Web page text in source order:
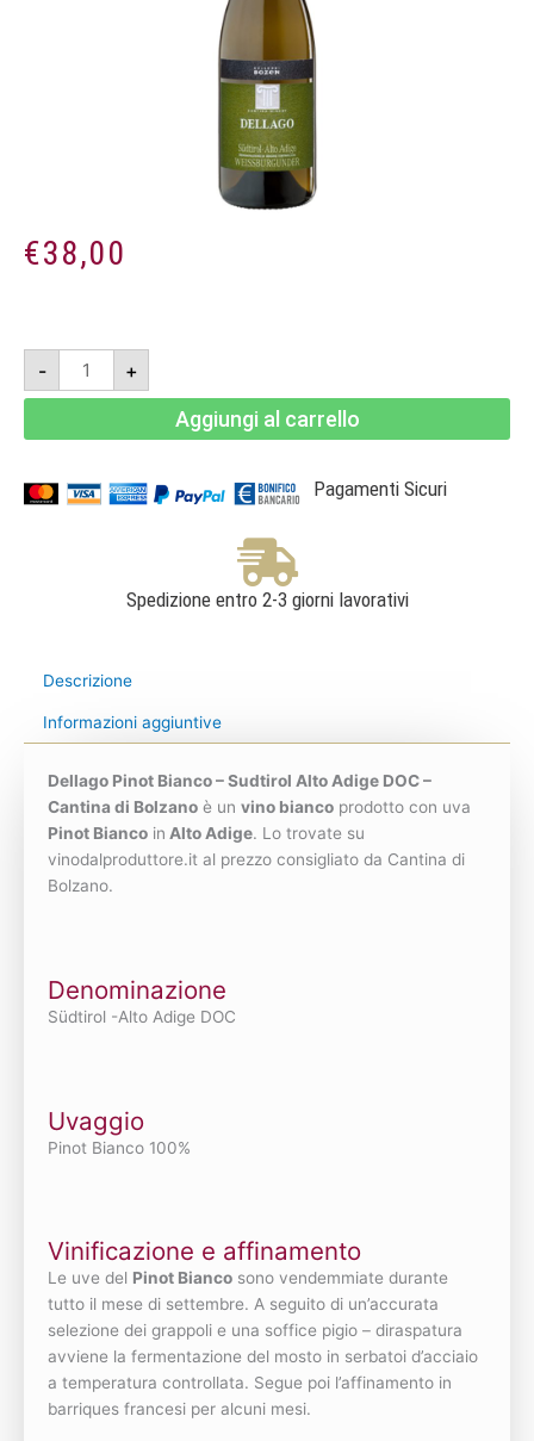
€38,00
-
Dellago
Pinot
Bianco
Magnum
Alto
Adige
DOC
+
Aggiungi al carrello
Pagamenti Sicuri
Spedizione entro 2-3 giorni lavorativi
Descrizione
Informazioni aggiuntive
Dellago Pinot Bianco – Sudtirol Alto Adige DOC –
Cantina di Bolzano è un vino bianco prodotto con uva
Pinot Bianco in Alto Adige. Lo trovate su
vinodalproduttore.it al prezzo consigliato da Cantina di
Bolzano.
Denominazione
Südtirol -Alto Adige DOC
Uvaggio
Pinot Bianco 100%
Vinificazione e affinamento
Le uve del Pinot Bianco sono vendemmiate durante
tutto il mese di settembre. A seguito di un’accurata
selezione dei grappoli e una soffice pigio – diraspatura
avviene la fermentazione del mosto in serbatoi d’acciaio
a temperatura controllata. Segue poi l’affinamento in
barriques francesi per alcuni mesi.